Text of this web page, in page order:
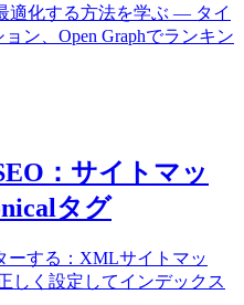
適化する方法を学ぶ — タイ
ン、Open Graphでランキン
：サイトマッ
タグ
ーする：XMLサイトマッ
しく設定してインデックス